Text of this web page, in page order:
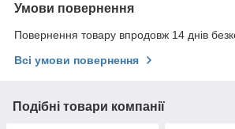
Умови повернення
Повернення товару впродовж 14 днів
Всі умови повернення
Подібні товари компанії